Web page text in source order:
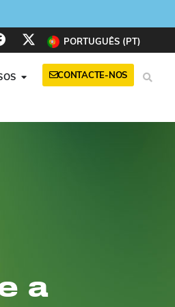
PORTUGUÊS (PT)
CONTACTE-NOS
a